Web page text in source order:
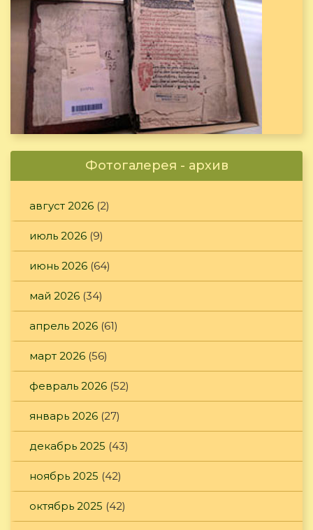
Фотогалерея - архив
август 2026 (2)
июль 2026 (9)
июнь 2026 (64)
май 2026 (34)
апрель 2026 (61)
март 2026 (56)
февраль 2026 (52)
январь 2026 (27)
декабрь 2025 (43)
ноябрь 2025 (42)
октябрь 2025 (42)